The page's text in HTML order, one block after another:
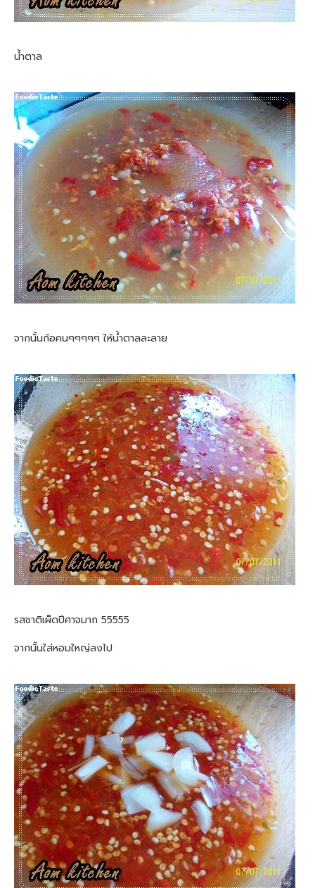
น้ำตาล
จากนั้นก้อคนๆๆๆๆๆ ให้น้ำตาลละลาย
รสชาติเผ็ดปีศาจมาก 55555
จากนั้นใส่หอมใหญ่ลงไป